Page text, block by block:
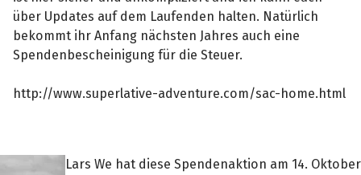
über Updates auf dem Laufenden halten. Natürlich
bekommt ihr Anfang nächsten Jahres auch eine
Spendenbescheinigung für die Steuer.
http://www.superlative-adventure.com/sac-home.html
Lars We hat diese Spendenaktion am 14. Oktober